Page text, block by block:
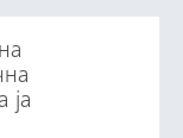
ја